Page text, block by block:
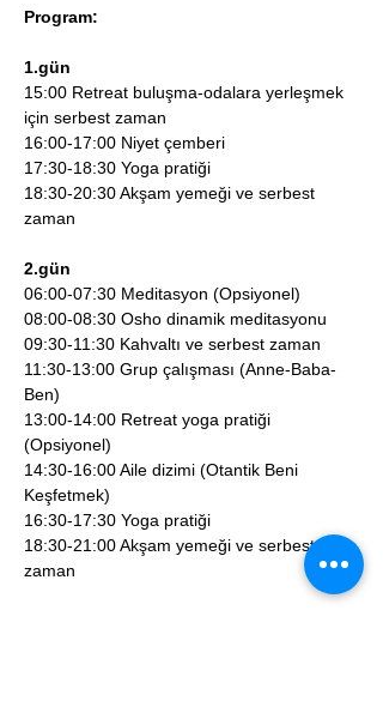
Program:
1.gün
15:00 Retreat buluşma-odalara yerleşmek
için serbest zaman
16:00-17:00 Niyet çemberi
17:30-18:30 Yoga pratiği
18:30-20:30 Akşam yemeği ve serbest
zaman
2.gün
06:00-07:30 Meditasyon (Opsiyonel)
08:00-08:30 Osho dinamik meditasyonu
09:30-11:30 Kahvaltı ve serbest zaman
11:30-13:00 Grup çalışması (Anne-Baba-
Ben)
13:00-14:00 Retreat yoga pratiği
(Opsiyonel)
14:30-16:00 Aile dizimi (Otantik Beni
Keşfetmek)
16:30-17:30 Yoga pratiği
18:30-21:00 Akşam yemeği ve serbest
zaman